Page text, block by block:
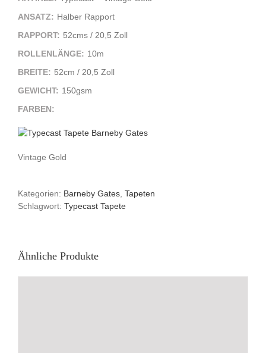
ANSATZ: Halber Rapport
RAPPORT: 52cms / 20,5 Zoll
ROLLENLÄNGE: 10m
BREITE: 52cm / 20,5 Zoll
GEWICHT: 150gsm
FARBEN:
Vintage Gold
Kategorien: Barneby Gates Tapeten
Schlagwort: Typecast Tapete
Ähnliche Produkte